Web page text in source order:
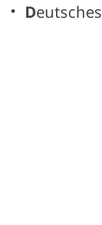
Deutsches